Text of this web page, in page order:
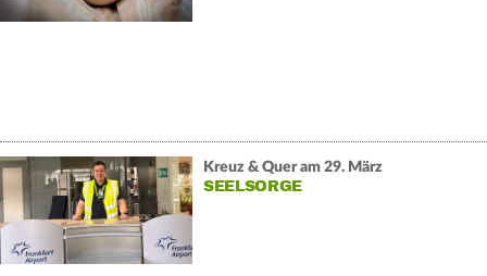
Kreuz & Quer am 29. März
SEELSORGE